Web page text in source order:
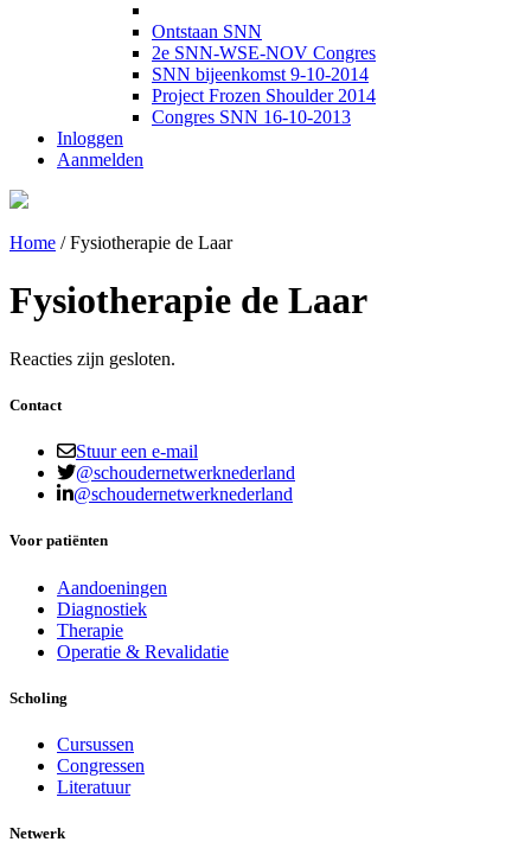
Ontstaan SNN
2e SNN-WSE-NOV Congres
SNN bijeenkomst 9-10-2014
Project Frozen Shoulder 2014
Congres SNN 16-10-2013
Inloggen
Aanmelden
Home /Fysiotherapie de Laar
Fysiotherapie de Laar
Reacties zijn gesloten.
Contact
Stuur een e-mail
@schoudernetwerknederland
@schoudernetwerknederland
Voor patiënten
Aandoeningen
Diagnostiek
Therapie
Operatie & Revalidatie
Scholing
Cursussen
Congressen
Literatuur
Netwerk